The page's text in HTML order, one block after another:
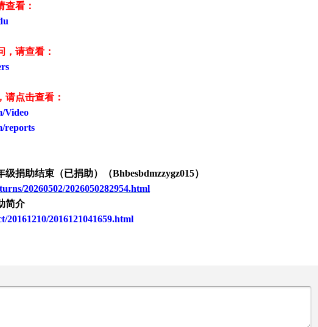
查看 ：
，请查看 ：
请点击查看：
Video
reports
级捐助结束（已捐助）（Bhbesbdmzzygz015）
20260502/2026050282954.html
简介
2016121041659.html